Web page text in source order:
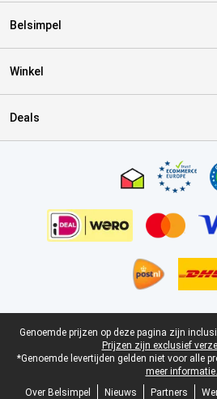
Belsimpel
Winkel
Deals
Juridische voettekst
Genoemde prijzen op deze pagina zijn
Prijzen zijn exclusief
*Genoemde levertijden gelden niet voor alle
meer informatie.
Over Belsimpel
Nieuws Partners